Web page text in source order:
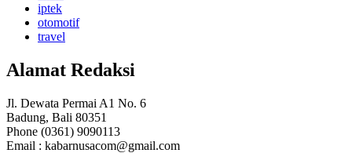
iptek
otomotif
travel
Alamat Redaksi
Jl. Dewata Permai A1 No. 6
Badung, Bali 80351
Phone (0361) 9090113
Email : kabarnusacom@gmail.com